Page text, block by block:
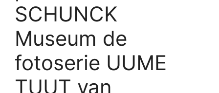
SCHUNCK
Museum de
fotoserie UUME
TUUT van